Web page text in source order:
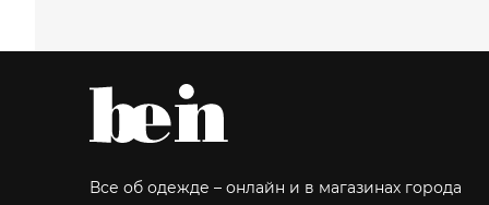
Все об одежде – онлайн и в магазинах города